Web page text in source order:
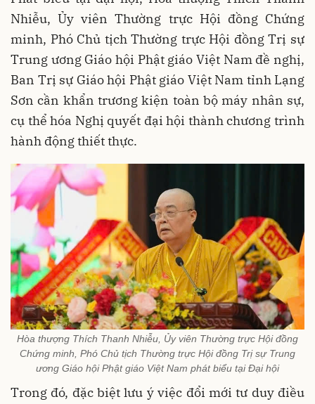
Nhiễu, Ủy viên Thường trực Hội đồng Chứng
minh, Phó Chủ tịch Thường trực Hội đồng Trị sự
Trung ương Giáo hội Phật giáo Việt Nam đề nghị,
Ban Trị sự Giáo hội Phật giáo Việt Nam tỉnh Lạng
Sơn cần khẩn trương kiện toàn bộ máy nhân sự,
cụ thể hóa Nghị quyết đại hội thành chương trình
hành động thiết thực.
Hòa thượng Thích Thanh Nhiễu, Ủy viên Thường trực Hội đồng
Chứng minh, Phó Chủ tịch Thường trực Hội đồng Trị sự Trung
ương Giáo hội Phật giáo Việt Nam phát biểu tại Đại hội
Trong đó, đặc biệt lưu ý việc đổi mới tư duy điều